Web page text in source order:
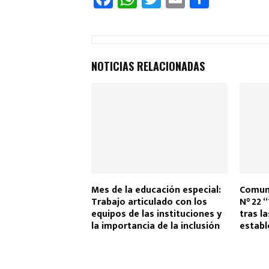
b
o
s
A
er
NOTICIAS RELACIONADAS
Mes de la educación especial:
Trabajo articulado con los
equipos de las instituciones y
la importancia de la inclusión
N° 22
tras